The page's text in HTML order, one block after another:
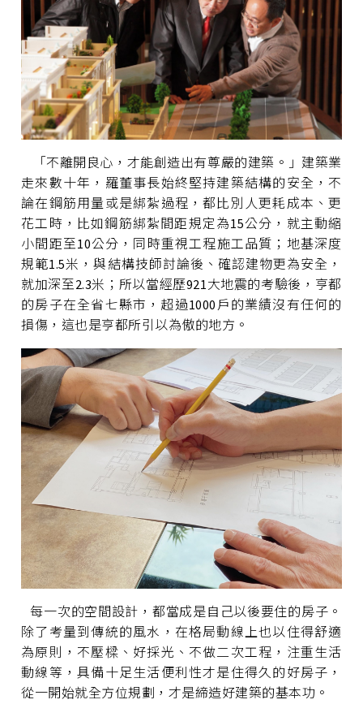
「不離開良心，才能創造出有尊嚴的建築。」建築業
走來數十年，羅董事長始終堅持建築結構的安全，不
論在鋼筋用量或是綁紮過程，都比別人更耗成本、更
花工時，比如鋼筋綁紮間距規定為15公分，就主動縮
小間距至10公分，同時重視工程施工品質；地基深度
規範1.5米，與結構技師討論後、確認建物更為安全，
就加深至2.3米；所以當經歷921大地震的考驗後，亨都
的房子在全省七縣市，超過1000戶的業績沒有任何的
損傷，這也是亨都所引以為傲的地方。
每一次的空間設計，都當成是自己以後要住的房子。
除了考量到傳統的風水，在格局動線上也以住得舒適
為原則，不壓樑、好採光、不做二次工程，注重生活
動線等，具備十足生活便利性才是住得久的好房子，
從一開始就全方位規劃，才是締造好建築的基本功。